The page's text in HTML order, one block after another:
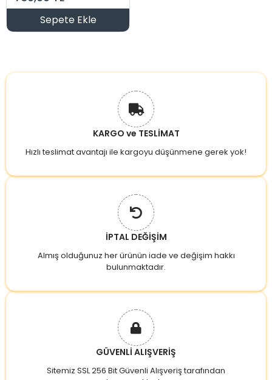
Sepete Ekle
KARGO ve TESLİMAT
Hızlı teslimat avantajı ile kargoyu düşünmene gerek yok!
İPTAL DEĞİŞİM
Almış olduğunuz her ürünün iade ve değişim hakkı
bulunmaktadır.
GÜVENLİ ALIŞVERİŞ
Sitemiz SSL 256 Bit Güvenli Alışveriş tarafından